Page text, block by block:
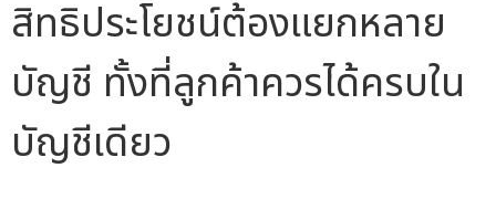
สิทธิประโยชน์ต้องแยกหลาย
บัญชี ทั้งที่ลูกค้าควรได้ครบใน
บัญชีเดียว